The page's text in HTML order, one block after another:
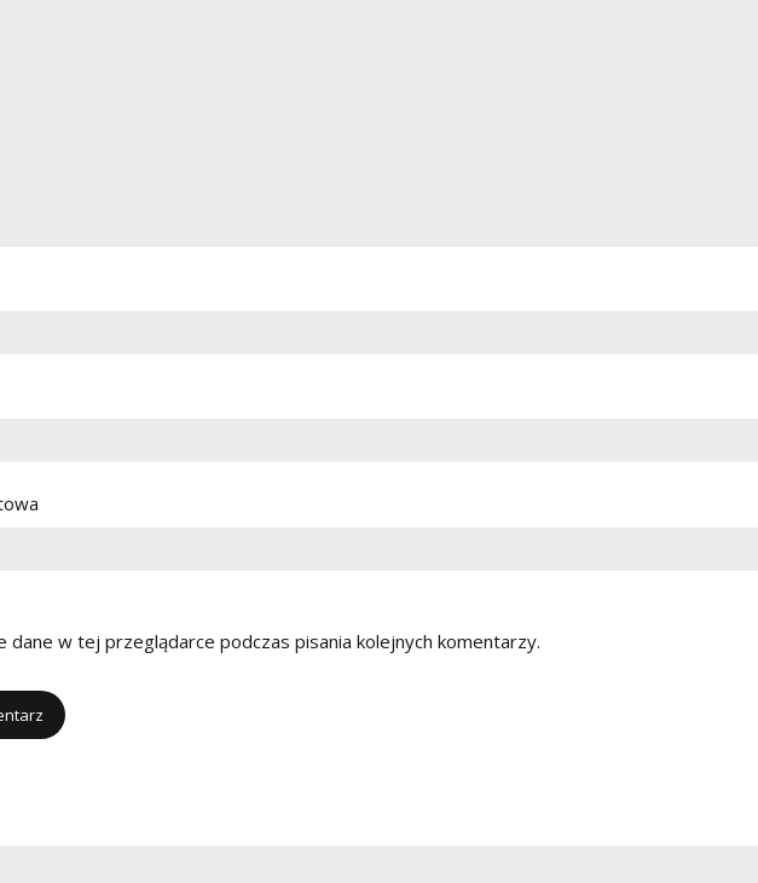
dane w tej przeglądarce podczas pisania kolejnych komentarzy.